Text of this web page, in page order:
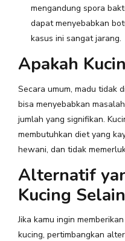
mengandung spora
dapat menyebabkan
kasus ini sangat jarang.
Apakah
Secara umum, madu tidak
bisa menyebabkan
jumlah yang signifikan.
membutuhkan diet yang
hewani, dan tidak
Alternatif
Kucing
Jika kamu ingin
kucing, pertimbangkan